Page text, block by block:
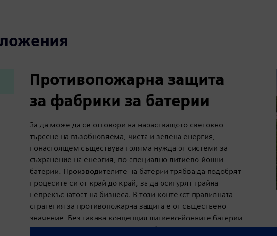
Противопожарна защита
за фабрики за батерии
За да може да се отговори на нарастващото световно
търсене на възобновяема, чиста и зелена енергия,
понастоящем съществува голяма нужда от системи за
съхранение на енергия, по-специално литиево-йонни
батерии. Производителите на батерии трябва да подобрят
процесите си от край до край, за да осигурят трайна
непрекъснатост на бизнеса. В този контекст правилната
стратегия за противопожарна защита е от съществено
значение. Без такава концепция литиево-йонните батерии
са изложени на риск от термично бягство: